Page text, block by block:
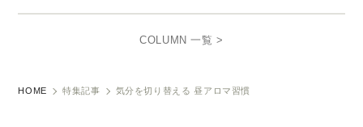
COLUMN 一覧 >
HOME 特集記事 気分を切り替える 昼アロマ習慣